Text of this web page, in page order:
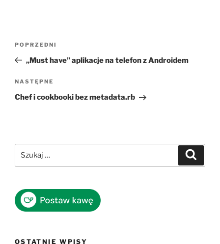
Poprzedni
wpis
POPRZEDNI
„Must have” aplikacje na telefon z Androidem
Następny
wpis
NASTĘPNE
Chef i cookbooki bez metadata.rb
OSTATNIE WPISY